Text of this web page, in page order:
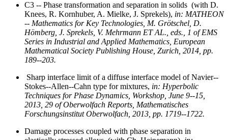
C3 -- Phase transformation and separation in solids (with D.
Knees, R. Kornhuber, A. Mielke, J. Sprekels), in: MATHEON
-- Mathematics for Key Technologies, M. Grötschel, D.
Hömberg, J. Sprekels, V. Mehrmann ET AL., eds., 1 of EMS
Series in Industrial and Applied Mathematics, European
Mathematical Society Publishing House, Zurich, 2014, pp.
189--203.
Sharp interface limit of a diffuse interface model of Navier--
Stokes--Allen--Cahn type for mixtures, in: Hyperbolic
Techniques for Phase Dynamics, Workshop, June 9--15,
2013, 29 of Oberwolfach Reports, Mathematisches
Forschungsinstitut Oberwolfach, 2013, pp. 1719--1722.
Damage processes coupled with phase separation in